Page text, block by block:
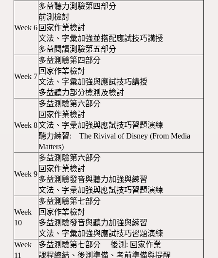
Week 6
多益聽力測驗第四部分
前測檢討
回家作業檢討
文法、字彙加強並搭配應試技巧講授
多益閱讀測驗第五部分
Week 7
多益測驗第四部分
回家作業檢討
文法、字彙加強與應試技巧講授
多益聽力部分檢測及檢討
Week 8
多益測驗第六部分
回家作業檢討
文法、字彙加強與應試技巧習題演練
聽力練習: The Rivival of Disney (From Media
Matters)
Week 9
多益測驗第六部分
回家作業檢討
多益測驗發音與聽力加強與練習
文法、字彙加強與應試技巧習題演練
Week
10
多益測驗第七部分
回家作業檢討
多益測驗發音與聽力加強與練習
文法、字彙加強與應試技巧習題演練
Week
11
多益測驗第七部分 後測: 回家作業
課程總結、後測準備、考前準備與提醒